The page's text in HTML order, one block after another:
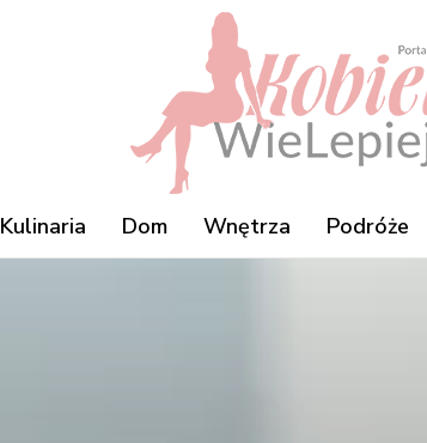
Kulinaria Dom Wnętrza Podróże